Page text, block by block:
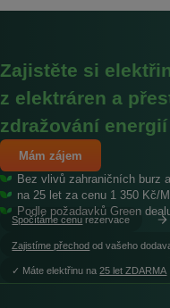
Zajistěte si
z elektráren a
zdražování energií
Mám zájem
Bez vlivů zahraničních burz
na 25 let za cenu 1 350 Kč/
Podle požadavků Green
Spočítáme cenu rezervace
Zajistíme přechod od vašeho
︎✓ Máte elektřinu na25 let ZDARMA